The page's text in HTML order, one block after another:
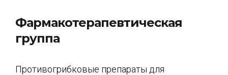
Фармакотерапевтическая
группа
Противогрибковые препараты для